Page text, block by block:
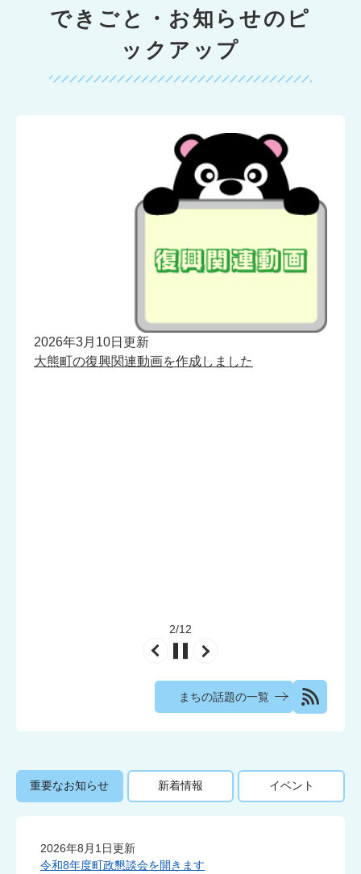
できごと・お知らせのピ
ックアップ
2026年3月10日更新
大熊町の復興関連動画を作成しました
2/12
まちの話題の一覧
重要なお知らせ 新着情報 イベント
重
2026年8月1日更新
令和8年度町政懇談会を開きます